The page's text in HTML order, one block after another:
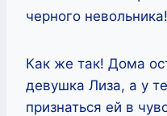
черного невольника!
Как же так! Дома
девушка Лиза, а у
признаться ей в